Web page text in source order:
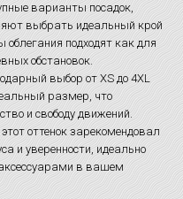
варианты посадок,
выбрать идеальный крой
подходят как для
обстановок.
выбор от XS до 4XL
размер, что
и свободу движений.
этот оттенок зарекомендовал
и уверенности, идеально
в вашем